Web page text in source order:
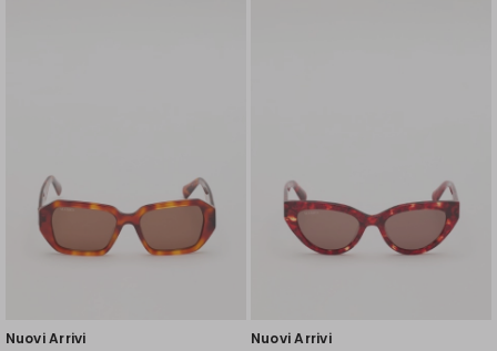
Nuovi Arrivi
Nuovi Arrivi